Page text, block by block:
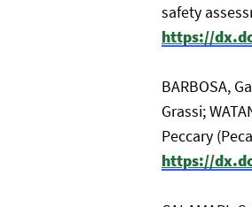
safety
https://
BARBOSA,
Grassi;
Peccary
https://